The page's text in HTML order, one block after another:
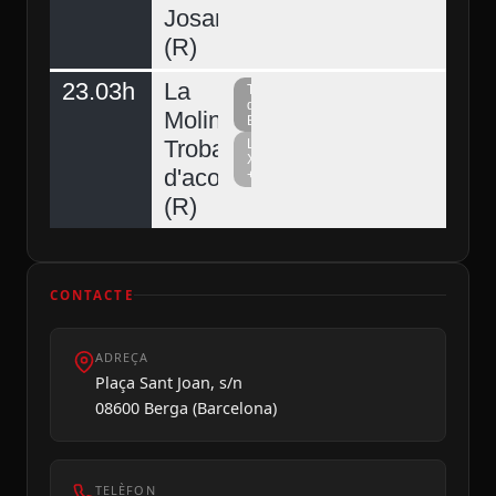
Diumenge 09
Josart
(R)
23.03h
La
Molina,
Trobada
d'acordionistes
(R)
Televisió
del
Berguedà
La
Xarxa
+
CONTACTE
ADREÇA
Plaça Sant Joan, s/n
08600 Berga (Barcelona)
TELÈFON